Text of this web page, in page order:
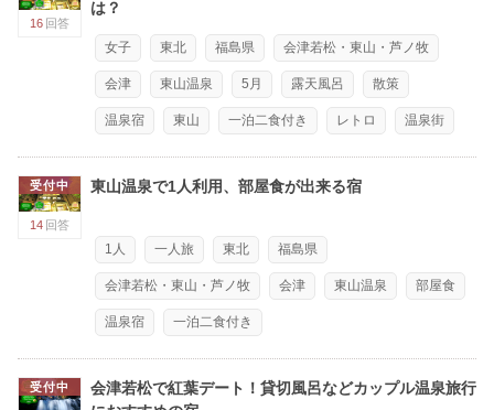
16 回答
は？
女子 東北 福島県 会津若松・東山・芦ノ牧
会津 東山温泉 5月 露天風呂 散策
温泉宿 東山 一泊二食付き レトロ 温泉街
受付中
14 回答
東山温泉で1人利用、部屋食が出来る宿
1人 一人旅 東北 福島県
会津若松・東山・芦ノ牧 会津 東山温泉 部屋食
温泉宿 一泊二食付き
受付中
会津若松で紅葉デート！貸切風呂などカップル温泉旅行